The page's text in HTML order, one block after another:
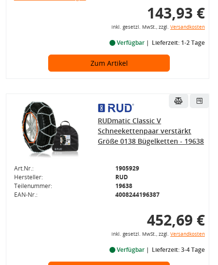
143,93 €
inkl. gesetzl. MwSt., zzgl. Versandkosten
Verfügbar Lieferzeit: 1-2 Tage
Zum Artikel
RUDmatic Classic V
Schneekettenpaar verstärkt
Größe 0138 Bügelketten - 19638
Art.Nr.:
1905929
Hersteller:
RUD
Teilenummer:
19638
EAN-Nr.:
4008244196387
452,69 €
inkl. gesetzl. MwSt., zzgl. Versandkosten
Verfügbar Lieferzeit: 3-4 Tage